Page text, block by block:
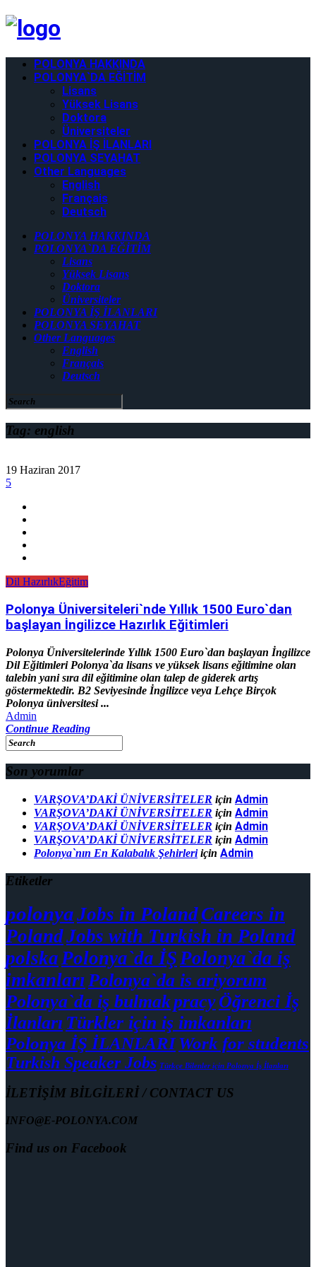
POLONYA HAKKINDA
POLONYA`DA EĞİTİM
Lisans
Yüksek Lisans
Doktora
Üniversiteler
POLONYA İŞ İLANLARI
POLONYA SEYAHAT
Other Languages
English
Français
Deutsch
POLONYA HAKKINDA
POLONYA`DA EĞİTİM
Lisans
Yüksek Lisans
Doktora
Üniversiteler
POLONYA İŞ İLANLARI
POLONYA SEYAHAT
Other Languages
English
Français
Deutsch
Tag: english
19 Haziran 2017
5
Dil HazırlıkEğitim
Polonya Üniversiteleri`nde Yıllık 1500 Euro`dan
başlayan İngilizce Hazırlık Eğitimleri
Polonya Üniversitelerinde Yıllık 1500 Euro`dan başlayan İngilizce
Dil Eğitimleri Polonya`da lisans ve yüksek lisans eğitimine olan
talebin yani sıra dil eğitimine olan talep de giderek artış
göstermektedir. B2 Seviyesinde İngilizce veya Lehçe Birçok
Polonya üniversitesi ...
Admin
Continue Reading
Son yorumlar
VARŞOVA’DAKİ ÜNİVERSİTELER için Admin
VARŞOVA’DAKİ ÜNİVERSİTELER için Admin
VARŞOVA’DAKİ ÜNİVERSİTELER için Admin
VARŞOVA’DAKİ ÜNİVERSİTELER için Admin
Polonya`nın En Kalabalık Şehirleriiçin Admin
Etiketler
polonyaJobs in PolandCareers in
PolandJobs with Turkish in Poland
polska Polonya`da İŞ Polonya`da iş
imkanları Polonya`da is ariyorum
Polonya`da iş bulmakpracyÖğrenci İş
İlanları Türkler için iş imkanları
Polonya İŞ İLANLARIWork for students
Turkish Speaker Jobs Türkçe Bilenler için Polonya İş İlanları
İLETİŞİM BİLGİLERİ / CONTACT US
INFO@E-POLONYA.COM
Find us on Facebook